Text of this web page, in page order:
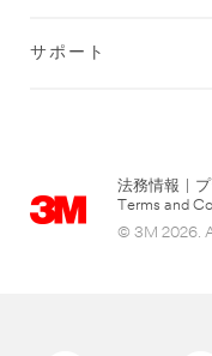
サポート
法務情報
Terms and
© 3M 2026.